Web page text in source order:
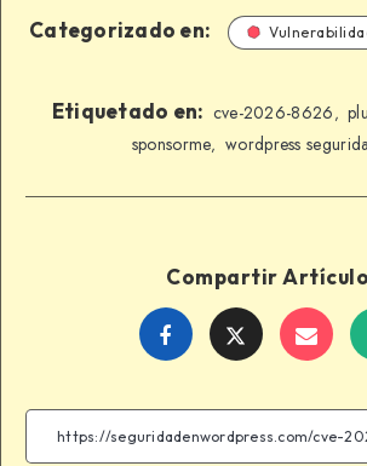
Categorizado en:
Etiquetado en: cve-2026-8626,
sponsorme, wordpress
Compartir
Share
Facebook
Share
TwitterEmail